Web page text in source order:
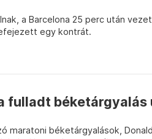
a Barcelona 25 perc után
egy kontrát.
fulladt béketárgyalás
maratoni béketárgyalások,